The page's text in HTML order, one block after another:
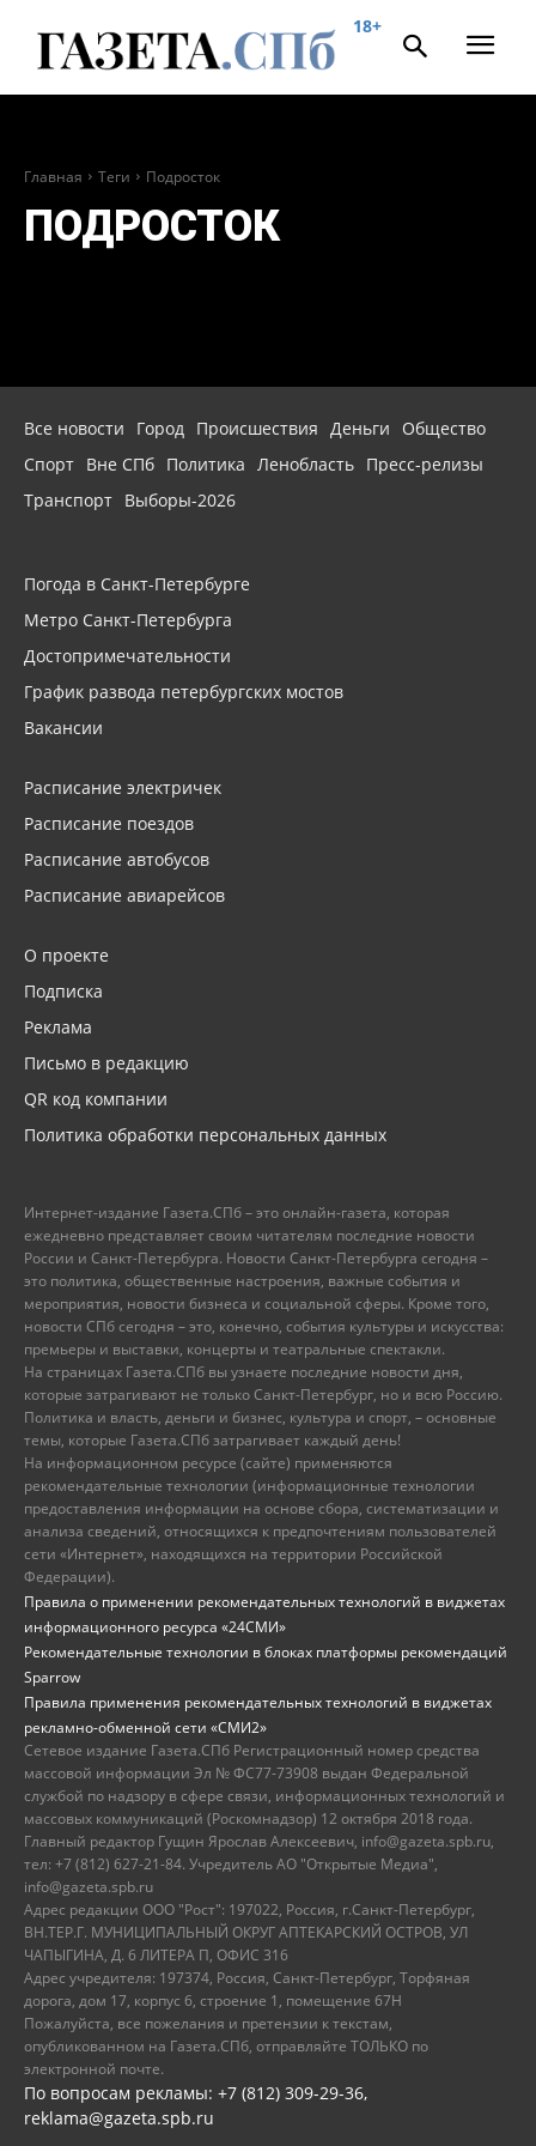
18+
Главная Теги Подросток
ПОДРОСТОК
Все новости Город Происшествия Деньги
Общество
Спорт Вне СПб Политика Ленобласть Пресс-релизы
Транспорт Выборы-2026
Погода в Санкт-Петербурге
Метро Санкт-Петербурга
Достопримечательности
График развода петербургских мостов
Вакансии
Расписание электричек
Расписание поездов
Расписание автобусов
Расписание авиарейсов
О проекте
Подписка
Реклама
Письмо в редакцию
QR код компании
Политика обработки персональных данных
Интернет-издание Газета.СПб – это онлайн-газета, которая
ежедневно представляет своим читателям последние новости
России и Санкт-Петербурга. Новости Санкт-Петербурга сегодня –
это политика, общественные настроения, важные события и
мероприятия, новости бизнеса и социальной сферы. Кроме того,
новости СПб сегодня – это, конечно, события культуры и искусства:
премьеры и выставки, концерты и театральные спектакли.
На страницах Газета.СПб вы узнаете последние новости дня,
которые затрагивают не только Санкт-Петербург, но и всю Россию.
Политика и власть, деньги и бизнес, культура и спорт, – основные
темы, которые Газета.СПб затрагивает каждый день!
На информационном ресурсе (сайте) применяются
рекомендательные технологии (информационные технологии
предоставления информации на основе сбора, систематизации и
анализа сведений, относящихся к предпочтениям пользователей
сети «Интернет», находящихся на территории Российской
Федерации).
Правила о применении рекомендательных технологий в виджетах
информационного ресурса «24СМИ»
Рекомендательные технологии в блоках платформы рекомендаций
Sparrow
Правила применения рекомендательных технологий в виджетах
рекламно-обменной сети «СМИ2»
Сетевое издание Газета.СПб Регистрационный номер средства
массовой информации Эл № ФС77-73908 выдан Федеральной
службой по надзору в сфере связи, информационных технологий и
массовых коммуникаций (Роскомнадзор) 12 октября 2018 года.
Главный редактор Гущин Ярослав Алексеевич, info@gazeta.spb.ru,
тел: +7 (812) 627-21-84. Учредитель АО "Открытые Медиа",
info@gazeta.spb.ru
Адрес редакции ООО "Рост": 197022, Россия, г.Санкт-Петербург,
ВН.ТЕР.Г. МУНИЦИПАЛЬНЫЙ ОКРУГ АПТЕКАРСКИЙ ОСТРОВ, УЛ
ЧАПЫГИНА, Д. 6 ЛИТЕРА П, ОФИС 316
Адрес учредителя: 197374, Россия, Санкт-Петербург, Торфяная
дорога, дом 17, корпус 6, строение 1, помещение 67Н
Пожалуйста, все пожелания и претензии к текстам,
опубликованном на Газета.СПб, отправляйте ТОЛЬКО по
электронной почте.
По вопросам рекламы: +7 (812) 309-29-36,
reklama@gazeta.spb.ru